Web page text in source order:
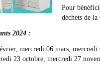
Pour
déchets de
2024 :
mercredi 06 mars,
23 octobre, mercredi 27